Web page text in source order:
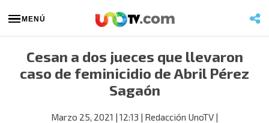
MENÚ
Cesan a dos jueces que llevaron
caso de feminicidio de Abril Pérez
Sagaón
Marzo 25, 2021 | 12:13 | Redacción UnoTV |